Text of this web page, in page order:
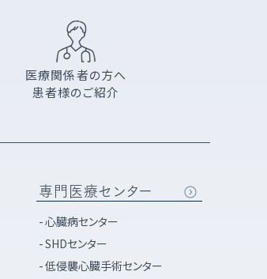
医療関係者の方へ
患者様のご紹介
専門医療センター
心臓病センター
SHDセンター
低侵襲心臓手術センター